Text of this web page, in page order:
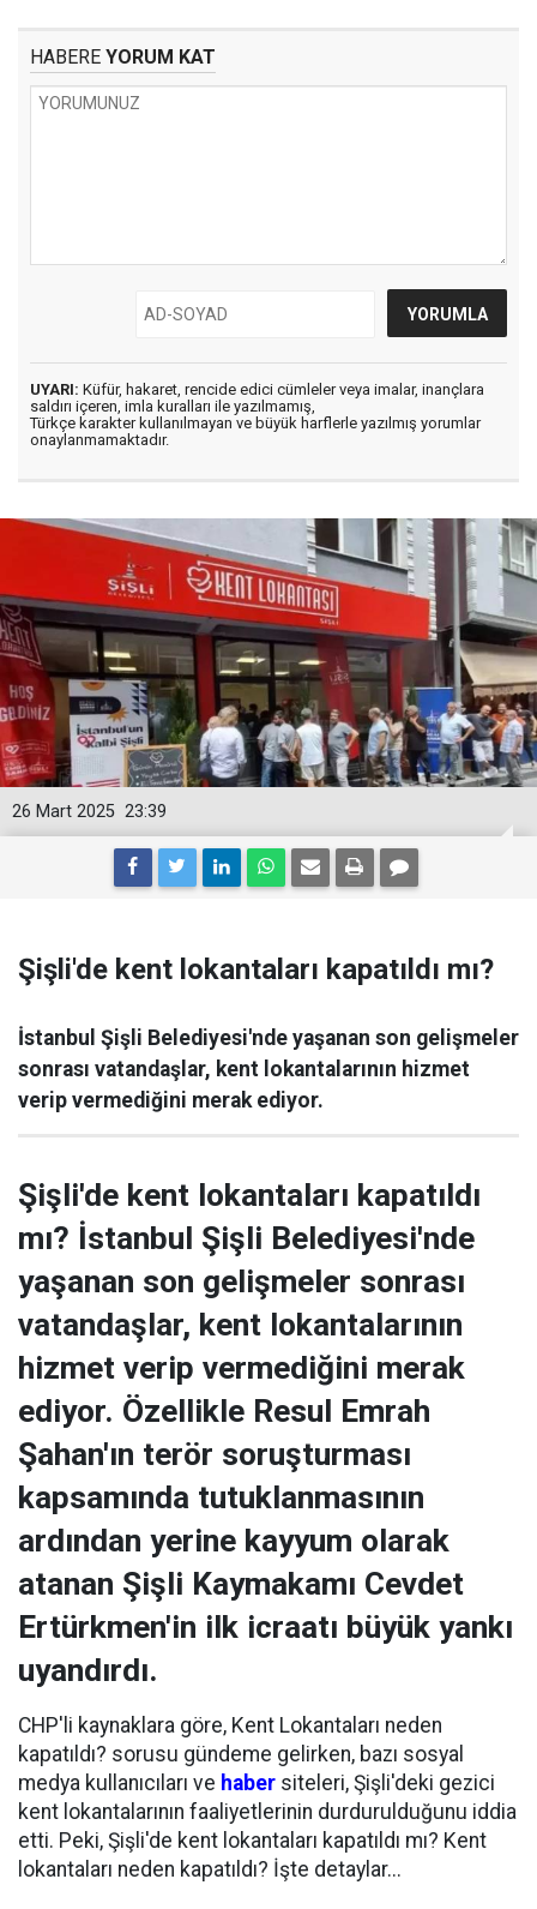
HABERE YORUM KAT
UYARI: Küfür, hakaret, rencide edici cümleler veya imalar, inançlara
saldırı içeren, imla kuralları ile yazılmamış,
Türkçe karakter kullanılmayan ve büyük harflerle yazılmış yorumlar
onaylanmamaktadır.
23:39
26 Mart 2025
Şişli'de kent lokantaları kapatıldı mı?
İstanbul Şişli Belediyesi'nde yaşanan son gelişmeler
sonrası vatandaşlar, kent lokantalarının hizmet
verip vermediğini merak ediyor.
Şişli'de kent lokantaları kapatıldı
mı? İstanbul Şişli Belediyesi'nde
yaşanan son gelişmeler sonrası
vatandaşlar, kent lokantalarının
hizmet verip vermediğini merak
ediyor. Özellikle Resul Emrah
Şahan'ın terör soruşturması
kapsamında tutuklanmasının
ardından yerine kayyum olarak
atanan Şişli Kaymakamı Cevdet
Ertürkmen'in ilk icraatı büyük yankı
uyandırdı.
CHP'li kaynaklara göre, Kent Lokantaları neden
kapatıldı? sorusu gündeme gelirken, bazı sosyal
medya kullanıcıları ve haber siteleri, Şişli'deki gezici
kent lokantalarının faaliyetlerinin durdurulduğunu iddia
etti. Peki, Şişli'de kent lokantaları kapatıldı mı? Kent
lokantaları neden kapatıldı? İşte detaylar...